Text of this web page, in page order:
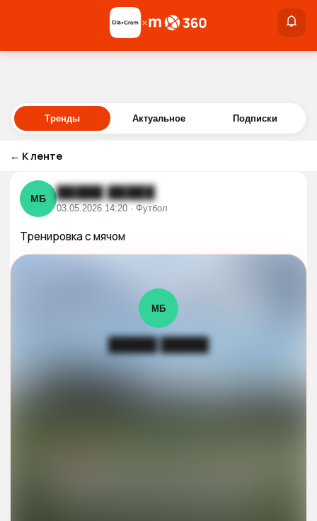
Войти
×
Тренды Актуальное Подписки
← К ленте
МБ █████ █████
03.05.2026 14:20 · Футбол
Тренировка с мячом
МБ
█████ █████